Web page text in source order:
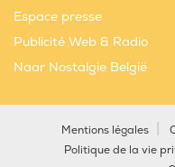
Espace presse
Publicité Web & Radio
Naar Nostalgie België
Mentions légales
Politique de la vie